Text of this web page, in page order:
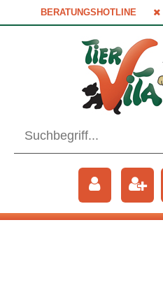
BERATUNGSHOTLINE